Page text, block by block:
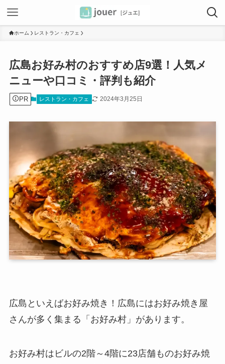
ホーム レストラン・カフェ
広島お好み村のおすすめ店9選！人気メ
ニューや口コミ・評判も紹介
PR レストラン・カフェ 2024年3月25日
広島といえばお好み焼き！広島にはお好み焼き屋
さんが多く集まる「お好み村」があります。
お好み村はビルの2階～4階に23店舗ものお好み焼